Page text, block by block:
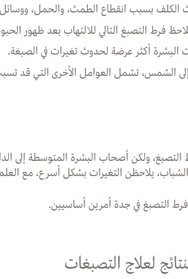
بسبب انقطاع الطمث، والحمل،
فرط التصبغ التالي للالتهاب بعد ظهور
أكثر عرضة لحدوث تغيرات في الصبغة.
الشمس، تشمل العوامل الأخرى التي قد
ولكن أصحاب البشرة المتوسطة إلى
يلاحظن التغيرات بشكل أسرع، مع
فرط التصبغ في جدة أمرين أساسيين.
لعلاج التصبغات